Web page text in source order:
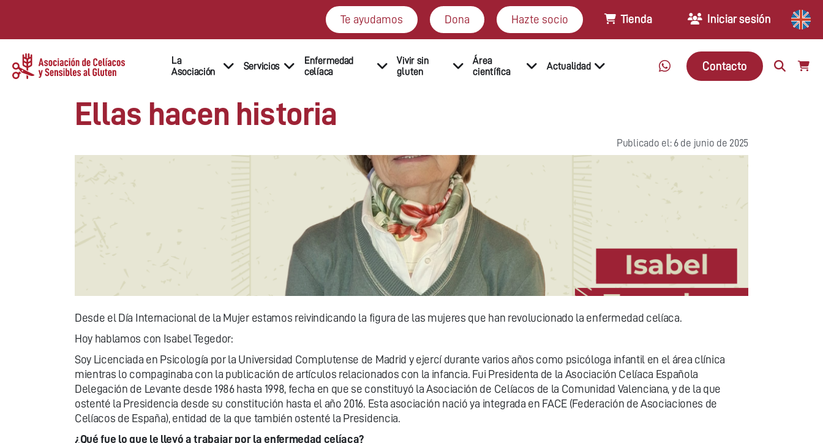
Te ayudamos Dona Hazte socio Tienda Iniciar sesión
La
Asociación
Servicios
Enfermedad
celíaca
Vivir sin
gluten
Área
científica
Actualidad Contacto
Ellas hacen historia
Publicado el: 6 de junio de 2025
Desde el Día Internacional de la Mujer estamos reivindicando la figura de las mujeres que han revolucionado la enfermedad celíaca.
Hoy hablamos con Isabel Tegedor:
Soy Licenciada en Psicología por la Universidad Complutense de Madrid y ejercí durante varios años como psicóloga infantil en el área clínica
mientras lo compaginaba con la publicación de artículos relacionados con la infancia. Fui Presidenta de la Asociación Celíaca Española
Delegación de Levante desde 1986 hasta 1998, fecha en que se constituyó la Asociación de Celíacos de la Comunidad Valenciana, y de la que
ostenté la Presidencia desde su constitución hasta el año 2016. Esta asociación nació ya integrada en FACE (Federación de Asociaciones de
Celíacos de España), entidad de la que también ostenté la Presidencia.
¿Qué fue lo que le llevó a trabajar por la enfermedad celíaca?